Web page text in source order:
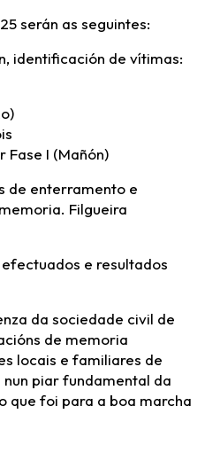
serán as seguintes:
identificación de vítimas:
Fase I (Mañón)
de enterramento e
Filgueira
e resultados
da sociedade civil de
de memoria
locais e familiares de
piar fundamental da
que foi para a boa marcha